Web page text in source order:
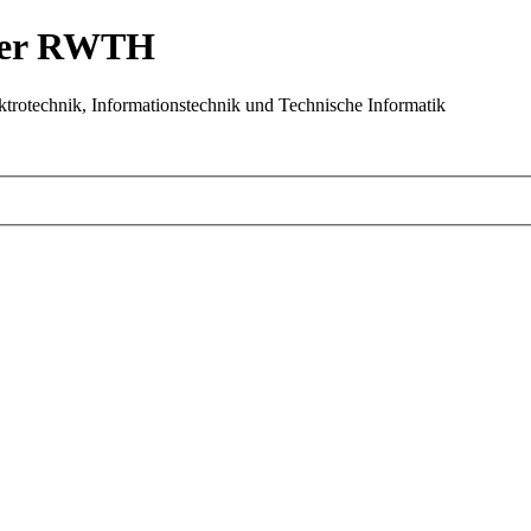
RWTH
Informationstechnik und Technische Informatik